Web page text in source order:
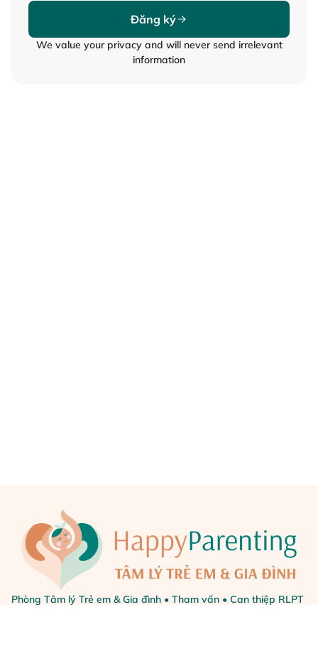
Đăng ký
We value your privacy and will never send irrelevant
information
Phòng Tâm lý Trẻ em & Gia đình • Tham vấn • Can thiệp RLPT